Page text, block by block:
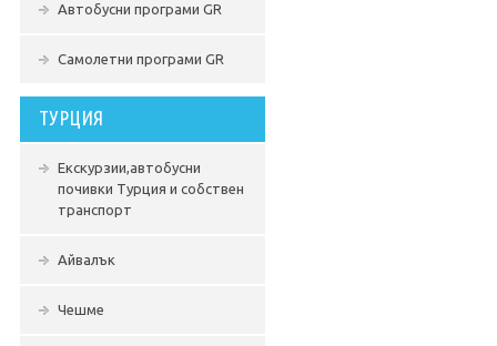
Автобусни програми GR
Самолетни програми GR
ТУРЦИЯ
Екскурзии,автобусни
почивки Турция и собствен
транспорт
Айвалък
Чешме